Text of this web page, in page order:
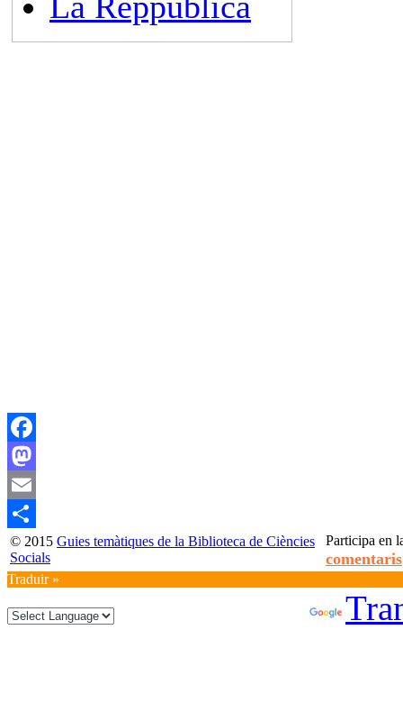
Facebook
Mastodon
Email
Compartir
© 2015 Guies temàtiques de la Biblioteca de Ciències
Socials
Participa en
comentaris
Traduir »